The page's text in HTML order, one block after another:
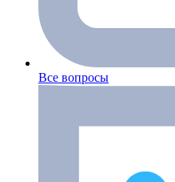
Все вопросы